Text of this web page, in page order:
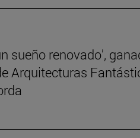
sueño renovado’,
Arquitecturas